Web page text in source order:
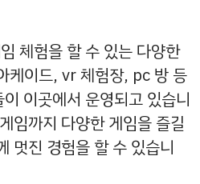
체험을 할 수 있는 다양한
케이드, vr 체험장, pc 방 등
이곳에서 운영되고 있습니
임까지 다양한 게임을 즐길
멋진 경험을 할 수 있습니